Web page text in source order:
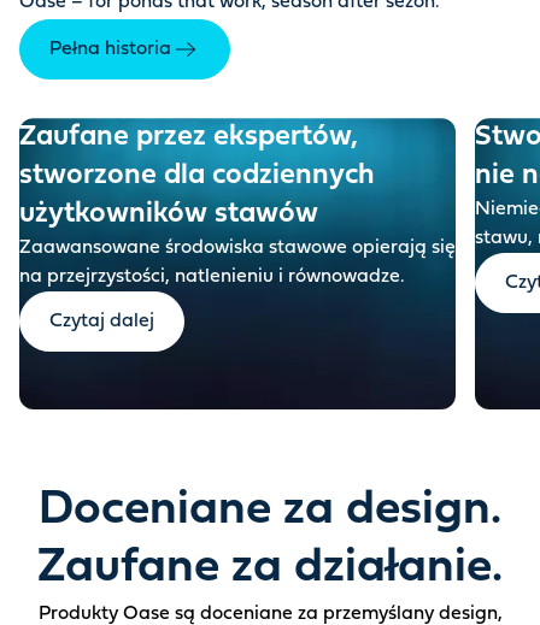
Pełna historia
Zaufane przez ekspertów,
stworzone dla codziennych
użytkowników stawów
Zaawansowane środowiska stawowe opierają się
na przejrzystości, natlenieniu i równowadze.
Czytaj dalej
nie
stawu,
Doceniane za design.
Zaufane za działanie.
Produkty Oase są doceniane za przemyślany design,